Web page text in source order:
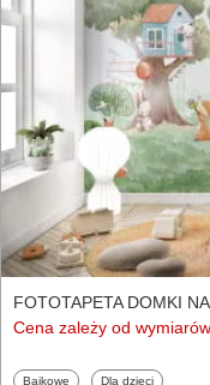
FOTOTAPETA DOMKI
Cena zależy od wymiarów
Fototapety
Bajkowe Fototapety
Dla dzieci